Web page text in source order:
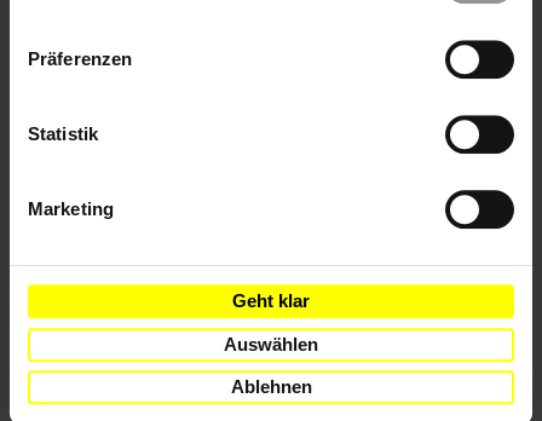
Präferenzen
Statistik
Marketing
Geht klar
Auswählen
Ablehnen
Diskriminierung